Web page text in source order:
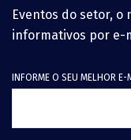
Eventos do setor, o
informativos por e-
INFORME O SEU MELHOR E-